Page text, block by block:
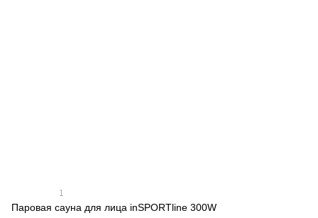
1
Паровая сауна для лица inSPORTline 300W